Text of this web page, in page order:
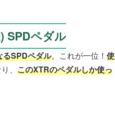
SPDペダル
るSPDペダル。これが一位！ 使
、 このXTRのペダルしか使っ